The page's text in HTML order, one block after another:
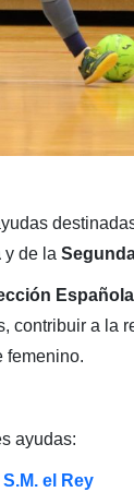
y de la
Española
contribuir a la
femenino.
ayudas:
el Rey